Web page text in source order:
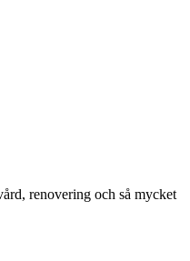
renovering och så mycket